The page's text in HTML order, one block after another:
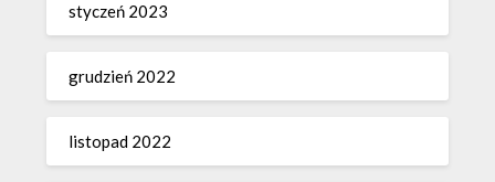
styczeń 2023
grudzień 2022
listopad 2022